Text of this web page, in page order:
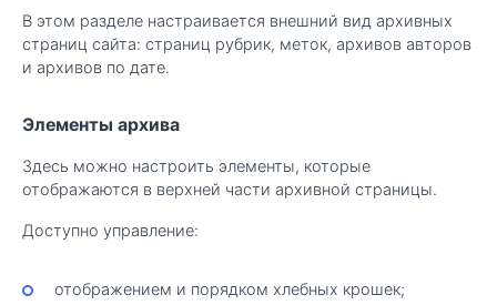
В этом разделе настраивается внешний вид архивных
страниц сайта: страниц рубрик, меток, архивов авторов
и архивов по дате.
Элементы архива
Здесь можно настроить элементы, которые
отображаются в верхней части архивной страницы.
Доступно управление:
отображением и порядком хлебных крошек;